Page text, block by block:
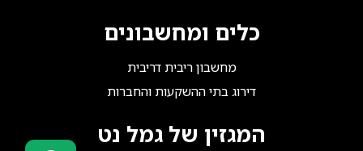
כלים ומחשבונים
מחשבון ריבית דריבית
דירוג בתי ההשקעות והחברות
המגזין של גמל נט